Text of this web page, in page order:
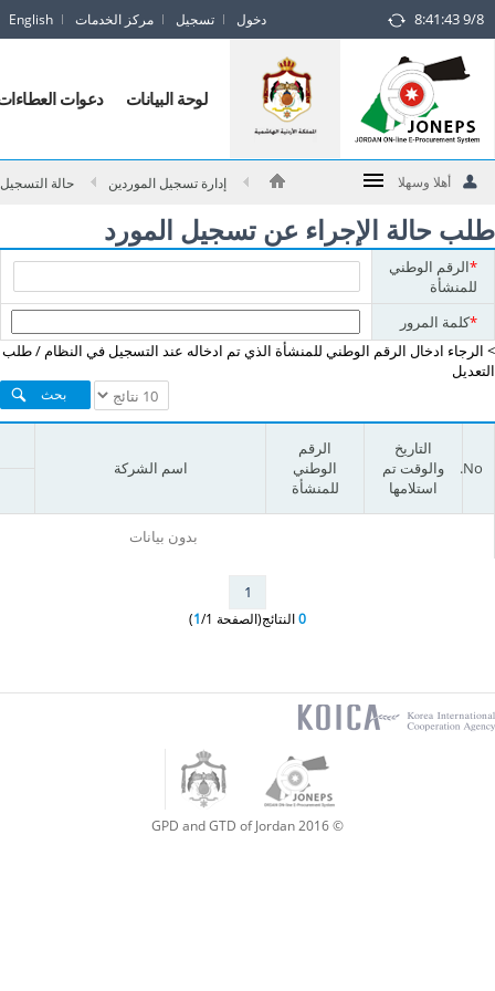
Jordan
ONline
E-
Procurement
System
logo
8:41:43 9/8 دخول تسجيل مركز الخدمات English
لوحة البيانات دعوات
أهلا وسهلا إدارة تسجيل الموردين حالة التسجيل
طلب حالة الإجراء عن تسجيل المورد
الرقم
للمنشأة
*الرقم الوطني
للمنشأة
*كلمة المرور
> الرجاء ادخال الرقم الوطني للمنشأة الذي تم ادخاله عند التسجيل في النظام / طلب
التعديل
Search
table
No.
التاريخ
والوقت تم
استلامها
الرقم
الوطني
للمنشأة
اسم الشركة
بدون بيانات
1
0النتائج(الصفحة 1/1)
koica
Jordan
ONline
E-
Procurement
System
Jordan
Government
logo
© 2016 GPD and GTD of Jordan